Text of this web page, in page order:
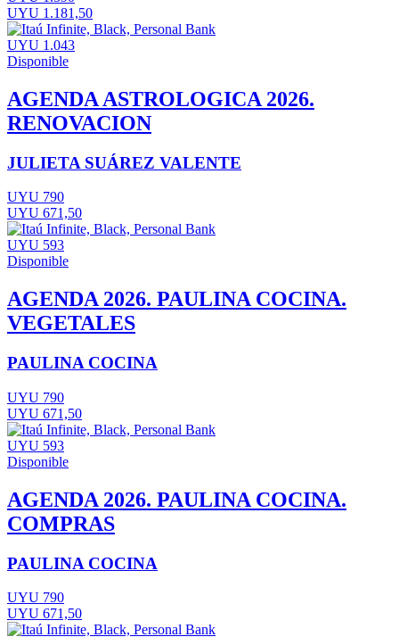
UYU 1.181,50
UYU 1.043
Disponible
AGENDA ASTROLOGICA 2026.
RENOVACION
JULIETA SUÁREZ VALENTE
UYU 790
UYU 671,50
UYU 593
Disponible
AGENDA 2026. PAULINA COCINA.
VEGETALES
PAULINA COCINA
UYU 790
UYU 671,50
UYU 593
Disponible
AGENDA 2026. PAULINA COCINA.
COMPRAS
PAULINA COCINA
UYU 790
UYU 671,50